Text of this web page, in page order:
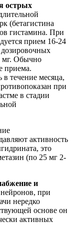
острых
(бетагистина
гистамина. При
прием 16-24
дозировочных
мг. Обычно
приема.
течение месяца,
при
в стадии
активность
это
(по 25 мг 2-
и
при
нередко
основе он
активных